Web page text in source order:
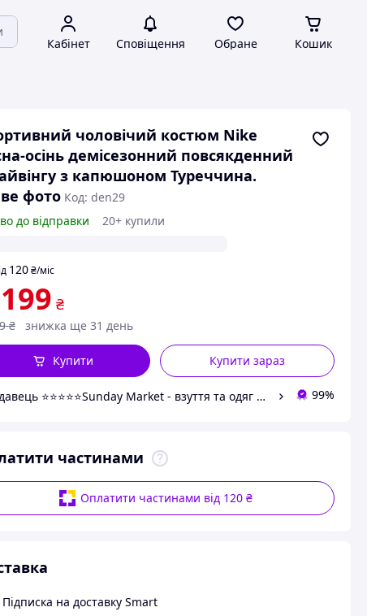
Кабінет Сповіщення Обране Кошик
чоловічий костюм Nike
осінь демісезонний повсякденний
з капюшоном Туреччина.
фото Код: den29
до відправки
20+ купили
120 ₴/міс
₴
₴ знижка ще 31 день
Купити зараз
Купити
Продавець ⭐⭐⭐⭐⭐Sunday Market - взуття та одяг на ваш смак 99%
частинами
Оплатити частинами від 120 ₴
Підписка на доставку Smart